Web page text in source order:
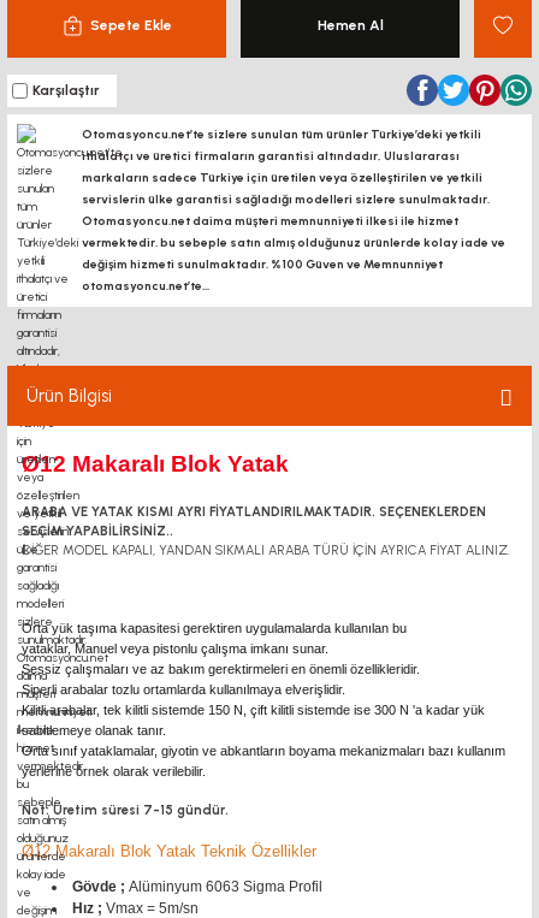
Sepete Ekle Hemen Al
Karşılaştır
Otomasyoncu.net’te sizlere sunulan tüm ürünler Türkiye’deki yetkili
ithalatçı ve üretici firmaların garantisi altındadır, Uluslararası
markaların sadece Türkiye için üretilen veya özelleştirilen ve yetkili
servislerin ülke garantisi sağladığı modelleri sizlere sunulmaktadır.
Otomasyoncu.net daima müşteri memnunniyeti ilkesi ile hizmet
vermektedir. bu sebeple satın almış olduğunuz ürünlerde kolay iade ve
değişim hizmeti sunulmaktadır. %100 Güven ve Memnunniyet
otomasyoncu.net’te...
Ürün Bilgisi
Ø12 Makaralı Blok Yatak
ARABA VE YATAK KISMI AYRI FİYATLANDIRILMAKTADIR. SEÇENEKLERDEN
SEÇİM YAPABİLİRSİNİZ..
DİĞER MODEL KAPALI, YANDAN SIKMALI ARABA TÜRÜ İÇİN AYRICA FİYAT ALINIZ.
Orta yük taşıma kapasitesi gerektiren uygulamalarda kullanılan bu
yataklar, Manuel veya pistonlu çalışma imkanı sunar.
Sessiz çalışmaları ve az bakım gerektirmeleri en önemli özellikleridir.
Siperli arabalar tozlu ortamlarda kullanılmaya elverişlidir.
Kilitli arabalar, tek kilitli sistemde 150 N, çift kilitli sistemde ise 300 N 'a kadar yük
sabitlemeye olanak tanır.
Orta sınıf yataklamalar, giyotin ve abkantların boyama mekanizmaları bazı kullanım
yerlerine örnek olarak verilebilir.
Not: Üretim süresi 7-15 gündür.
Ø12 Makaralı Blok Yatak Teknik Özellikler
Gövde ; Alüminyum 6063 Sigma Profil
Hız ; Vmax = 5m/sn